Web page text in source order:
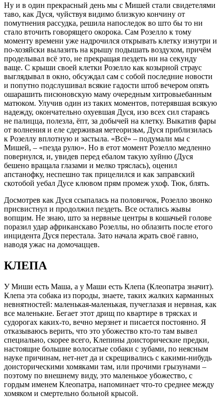
Ну и в один прекрасный день мы с Мишей стали свидетелями
таво, как Дуся, чуйствуя видимо близкую кончину от
помутнения рассудка, решила напоследок во што бы то ни
стало вточить говорящего окорока. Сам Розелло к тому
моменту времени уже надрочился открывать клетку изнутри и
по-хозяйски вылазить на крышу подышать воздухом, причём
проделывал всё это, не прекращая пездеть ни на секунду
ваще. С крыши своей клетки Розелло как козырной страус
выглядывал в окно, обсуждал сам с собой последние новости
и попутно подслушивал всякие гадости штоб вечером опять
ошарашить писюновскую маму очередным хитровыебанным
матюком. Улучив один из таких моментов, потерявшая всякую
надежду, окончательно охуевшая Дуся, изо всех сил стараясь
не палицца, полезла, ёпт, за добычей на клетку. Выкатив фары
от волнения и еле сдерживая метеоризьм, Дуся приблизилась
к Розеллу вплотную и застыла. «Всё» – подумали мы с
Мишей, – «пезда рулю». Но в етот момент Розелло медленно
повернулся, и, увидев перед ебалом такую хуйню (Дуся
бешено вращала глазами и мелко тряслась), оценил
апстанофку, неспешно так прицелился и как заправский
скотобой уебал Дусе клювом прям промеж ухоф. Тюк, блять.
Досмотрев как Дуся ссыпалась на половичок, Розелло звонко
присвистнул и продолжил пездеть. Все остались жывы
вопщим. Не знаю, што за нервные центры в кошачьей голове
поразил удар африканскаво Розеллы, но облазить после етого
инцидента Дуся перестала. Зато начала жрать своё гавно,
наводя ужас на домочаццев.
КЛЕПА
У Миши есть Маша, а у Маши есть Клепа (Клеопатра значит).
Клепа эта собака из породы, знаете, таких жалких карманных
невнятностей: маленькая-маленькая, пучеглазая и нервная, как
все маленькие. Бегает этот дрищ по квартире в трясках и
судорогах каких-то, вечно мерзнет и писается постоянно. Я
отказываюсь верить, что это убожество кто-то там вывел
специально, скорее всего, Клепины доисторические предки,
настоящие большие волосатые собаки с зубами, по неясным
науке причинам, нет-нет да и скрещивались с какими-нибудь
доисторическими хомяками там, или прочими грызунами –
поэтому по внешнему виду, это маленькое убожество, с
гордым именем Клеопатра, напоминает что-то среднее между
хомяком и смертельно больной крысой.